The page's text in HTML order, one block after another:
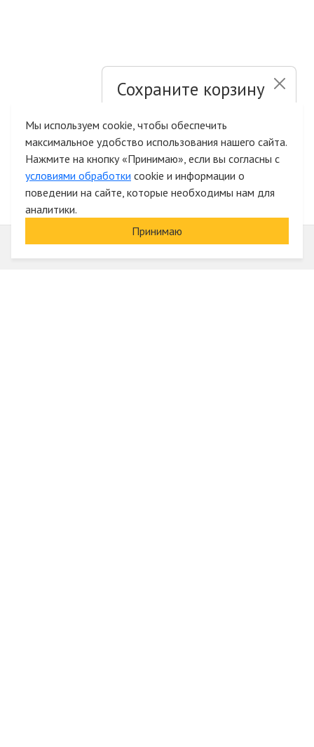
Сохраните корзину
Быстрая авторизация на сайте
Мы используем cookie, чтобы обеспечить
максимальное удобство использования нашего сайта.
Нажмите на кнопку «Принимаю», если вы согласны с
условиями обработки cookie и информации о
поведении на сайте, которые необходимы нам для
аналитики.
Принимаю